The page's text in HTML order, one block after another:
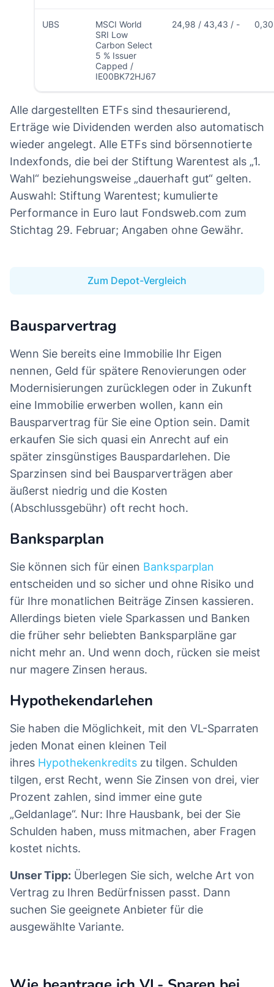
UBS
MSCI World
SRI Low
Carbon Select
5 % Issuer
Capped /
IE00BK72HJ67
24,98 / 43,43 / - 0,30
Alle dargestellten ETFs sind thesaurierend,
Erträge wie Dividenden werden also automatisch
wieder angelegt. Alle ETFs sind börsennotierte
Indexfonds, die bei der Stiftung Warentest als „1.
Wahl“ beziehungsweise „dauerhaft gut“ gelten.
Auswahl: Stiftung Warentest; kumulierte
Performance in Euro laut Fondsweb.com zum
Stichtag 29. Februar; Angaben ohne Gewähr.
Zum Depot-Vergleich
Bausparvertrag
Wenn Sie bereits eine Immobilie Ihr Eigen
nennen, Geld für spätere Renovierungen oder
Modernisierungen zurücklegen oder in Zukunft
eine Immobilie erwerben wollen, kann ein
Bausparvertrag für Sie eine Option sein. Damit
erkaufen Sie sich quasi ein Anrecht auf ein
später zinsgünstiges Bauspardarlehen. Die
Sparzinsen sind bei Bausparverträgen aber
äußerst niedrig und die Kosten
(Abschlussgebühr) oft recht hoch.
Banksparplan
Sie können sich für einen Banksparplan
entscheiden und so sicher und ohne Risiko und
für Ihre monatlichen Beiträge Zinsen kassieren.
Allerdings bieten viele Sparkassen und Banken
die früher sehr beliebten Banksparpläne gar
nicht mehr an. Und wenn doch, rücken sie meist
nur magere Zinsen heraus.
Hypothekendarlehen
Sie haben die Möglichkeit, mit den VL-Sparraten
jeden Monat einen kleinen Teil
ihres Hypothekenkredits zu tilgen. Schulden
tilgen, erst Recht, wenn Sie Zinsen von drei, vier
Prozent zahlen, sind immer eine gute
„Geldanlage“. Nur: Ihre Hausbank, bei der Sie
Schulden haben, muss mitmachen, aber Fragen
kostet nichts.
Unser Tipp: Überlegen Sie sich, welche Art von
Vertrag zu Ihren Bedürfnissen passt. Dann
suchen Sie geeignete Anbieter für die
ausgewählte Variante.